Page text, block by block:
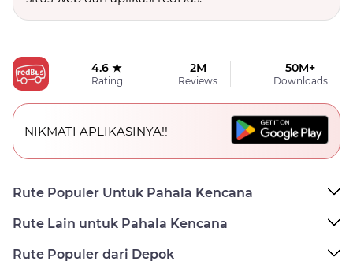
4.6 ★
Rating
2M
Reviews
50M+
Downloads
NIKMATI APLIKASINYA!!
Rute Populer Untuk Pahala Kencana
Rute Lain untuk Pahala Kencana
Rute Populer dari Depok